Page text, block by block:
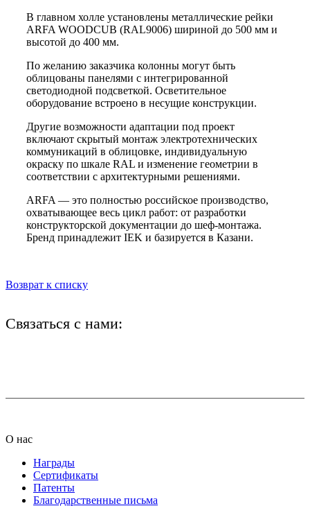
В главном холле установлены металлические рейки
ARFA WOODCUB (RAL9006) шириной до 500 мм и
высотой до 400 мм.
По желанию заказчика колонны могут быть
облицованы панелями с интегрированной
светодиодной подсветкой. Осветительное
оборудование встроено в несущие конструкции.
Другие возможности адаптации под проект
включают скрытый монтаж электротехнических
коммуникаций в облицовке, индивидуальную
окраску по шкале RAL и изменение геометрии в
соответствии с архитектурными решениями.
ARFA — это полностью российское производство,
охватывающее весь цикл работ: от разработки
конструкторской документации до шеф-монтажа.
Бренд принадлежит IEK и базируется в Казани.
Возврат к списку
Связаться с нами:
О нас
Награды
Сертификаты
Патенты
Благодарственные письма